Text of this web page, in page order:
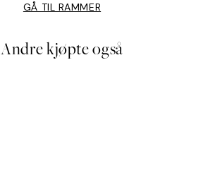
GÅ TIL RAMMER
Andre kjøpte også